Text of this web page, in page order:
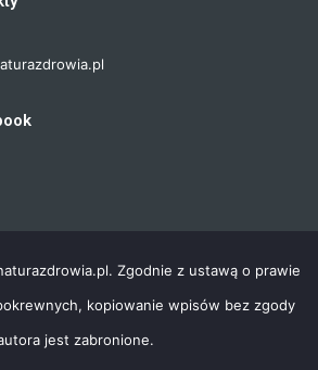
Zgodnie z ustawą o prawie
kopiowanie wpisów bez zgody
jest zabronione.